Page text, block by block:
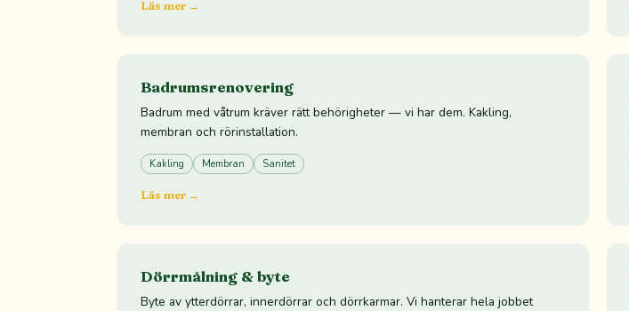
Läs mer →
Badrumsrenovering
Badrum med våtrum kräver rätt behörigheter — vi har dem. Kakling,
membran och rörinstallation.
Kakling Membran Sanitet
Läs mer →
Dörrmålning & byte
Byte av ytterdörrar, innerdörrar och dörrkarmar. Vi hanterar hela jobbet